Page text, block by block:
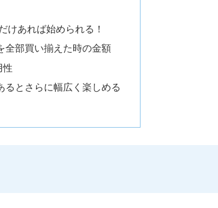
けあれば始められる！
全部買い揃えた時の金額
性
るとさらに幅広く楽しめる